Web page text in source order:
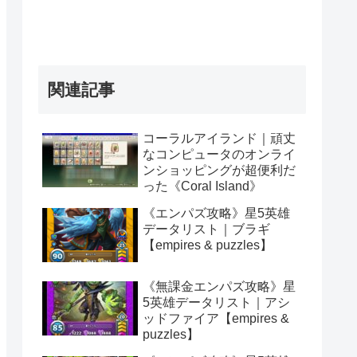
関連記事
コーラルアイランド｜頑丈
なコンピュータのオンライ
ンショッピングが超便利だ
った《Coral Island》
《エンパズ攻略》星5英雄
データリスト｜ブラギ
【empires & puzzles】
《無課金エンパズ攻略》星
5英雄データリスト｜アシ
ッドファイア【empires &
puzzles】